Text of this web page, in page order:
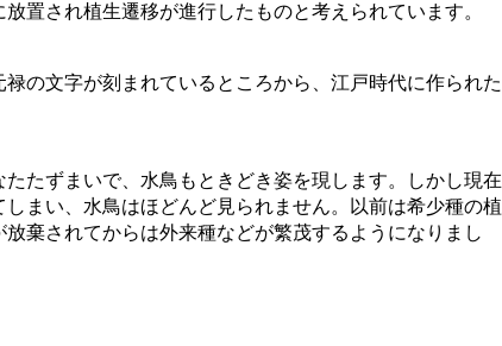
置され植生遷移が進行したものと考えられています。
の文字が刻まれているところから、江戸時代に作られた
たずまいで、水鳥もときどき姿を現します。しかし現在
まい、水鳥はほどんど見られません。以前は希少種の植
棄されてからは外来種などが繁茂するようになりまし